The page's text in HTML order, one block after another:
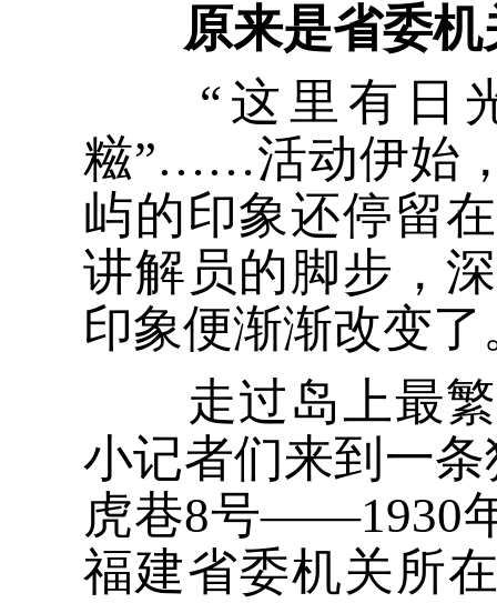
原来是省委机
“这里有日光
糍”……活动伊始
屿的印象还停留
讲解员的脚步，
印象便渐渐改变了
走过岛上最繁
小记者们来到一
虎巷8号——1930
福建省委机关所